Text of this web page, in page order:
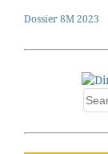
Dossier 8M 2023